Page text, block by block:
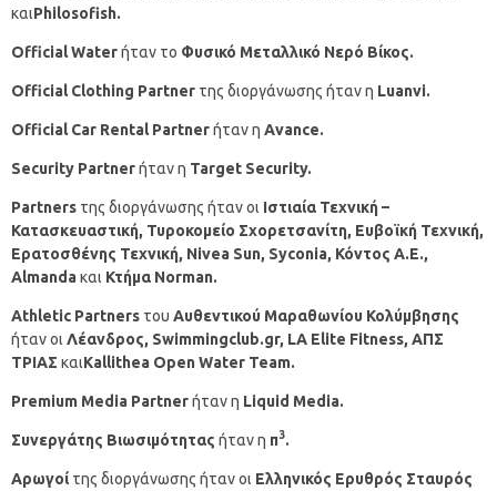
καιPhilosofish.
OfficialWaterήταν το Φυσικό Μεταλλικό Νερό Βίκος.
Official Clothing Partner της διοργάνωσης ήταν η Luanvi.
Official Car Rental Partnerήταν η Avance.
Security Partnerήταν η Target Security.
Partners της διοργάνωσης ήταν οι Ιστιαία Τεχνική –
Κατασκευαστική, Τυροκομείο Σχορετσανίτη, Ευβοϊκή Τεχνική,
Ερατοσθένης Τεχνική, Nivea Sun, Syconia, Κόντος Α.Ε.,
Almanda και Κτήμα Norman.
Athletic Partners του Αυθεντικού Μαραθωνίου Κολύμβησης
ήταν οι Λέανδρος, Swimmingclub.gr, LA Elite Fitness, ΑΠΣ
ΤΡΙΑΣ καιKallithea Open Water Team.
Premium Media Partnerήταν η Liquid Media.
Συνεργάτης Βιωσιμότητας ήταν η π3.
Αρωγοί της διοργάνωσης ήταν οι Ελληνικός Ερυθρός Σταυρός